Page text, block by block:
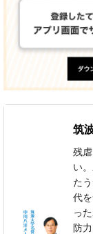
筑
残
い
た
代
っ
防